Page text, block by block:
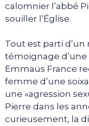
calomnier l’abbé
souiller l’Église.
Tout est parti
témoignage d’une
Emmaüs France
femme d’une
une «agression
Pierre dans les
curieusement, la